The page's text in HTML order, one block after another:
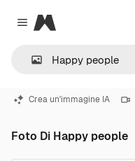
Close menu
Magnific
Crea un'immagine IA
Foto Di Happy people